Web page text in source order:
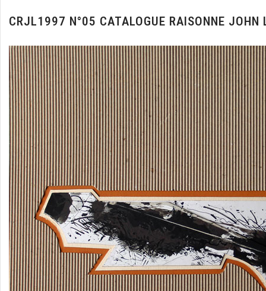
CRJL1997 N°05 CATALOGUE RAISONNE JOHN